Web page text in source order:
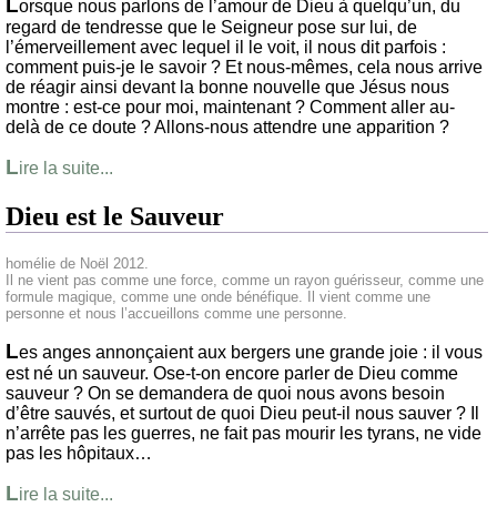
Lorsque nous parlons de l’amour de Dieu à quelqu’un, du
regard de tendresse que le Seigneur pose sur lui, de
l’émerveillement avec lequel il le voit, il nous dit parfois :
comment puis-je le savoir ? Et nous-mêmes, cela nous arrive
de réagir ainsi devant la bonne nouvelle que Jésus nous
montre : est-ce pour moi, maintenant ? Comment aller au-
delà de ce doute ? Allons-nous attendre une apparition ?
Lire la suite...
Dieu est le Sauveur
homélie de Noël 2012.
Il ne vient pas comme une force, comme un rayon guérisseur, comme une
formule magique, comme une onde bénéfique. Il vient comme une
personne et nous l’accueillons comme une personne.
Les anges annonçaient aux bergers une grande joie : il vous
est né un sauveur. Ose-t-on encore parler de Dieu comme
sauveur ? On se demandera de quoi nous avons besoin
d’être sauvés, et surtout de quoi Dieu peut-il nous sauver ? Il
n’arrête pas les guerres, ne fait pas mourir les tyrans, ne vide
pas les hôpitaux…
Lire la suite...